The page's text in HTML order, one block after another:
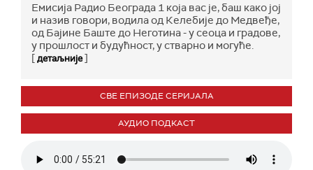
Емисија Радио Београда 1 која вас је, баш како јој
и назив говори, водила од Келебије до Медвеђе,
од Бајине Баште до Неготина - у сеоца и градове,
у прошлост и будућност, у стварно и могуће.
[детаљније]
СВЕ ЕПИЗОДЕ СЕРИЈАЛА
АУДИО ПОДКАСТ